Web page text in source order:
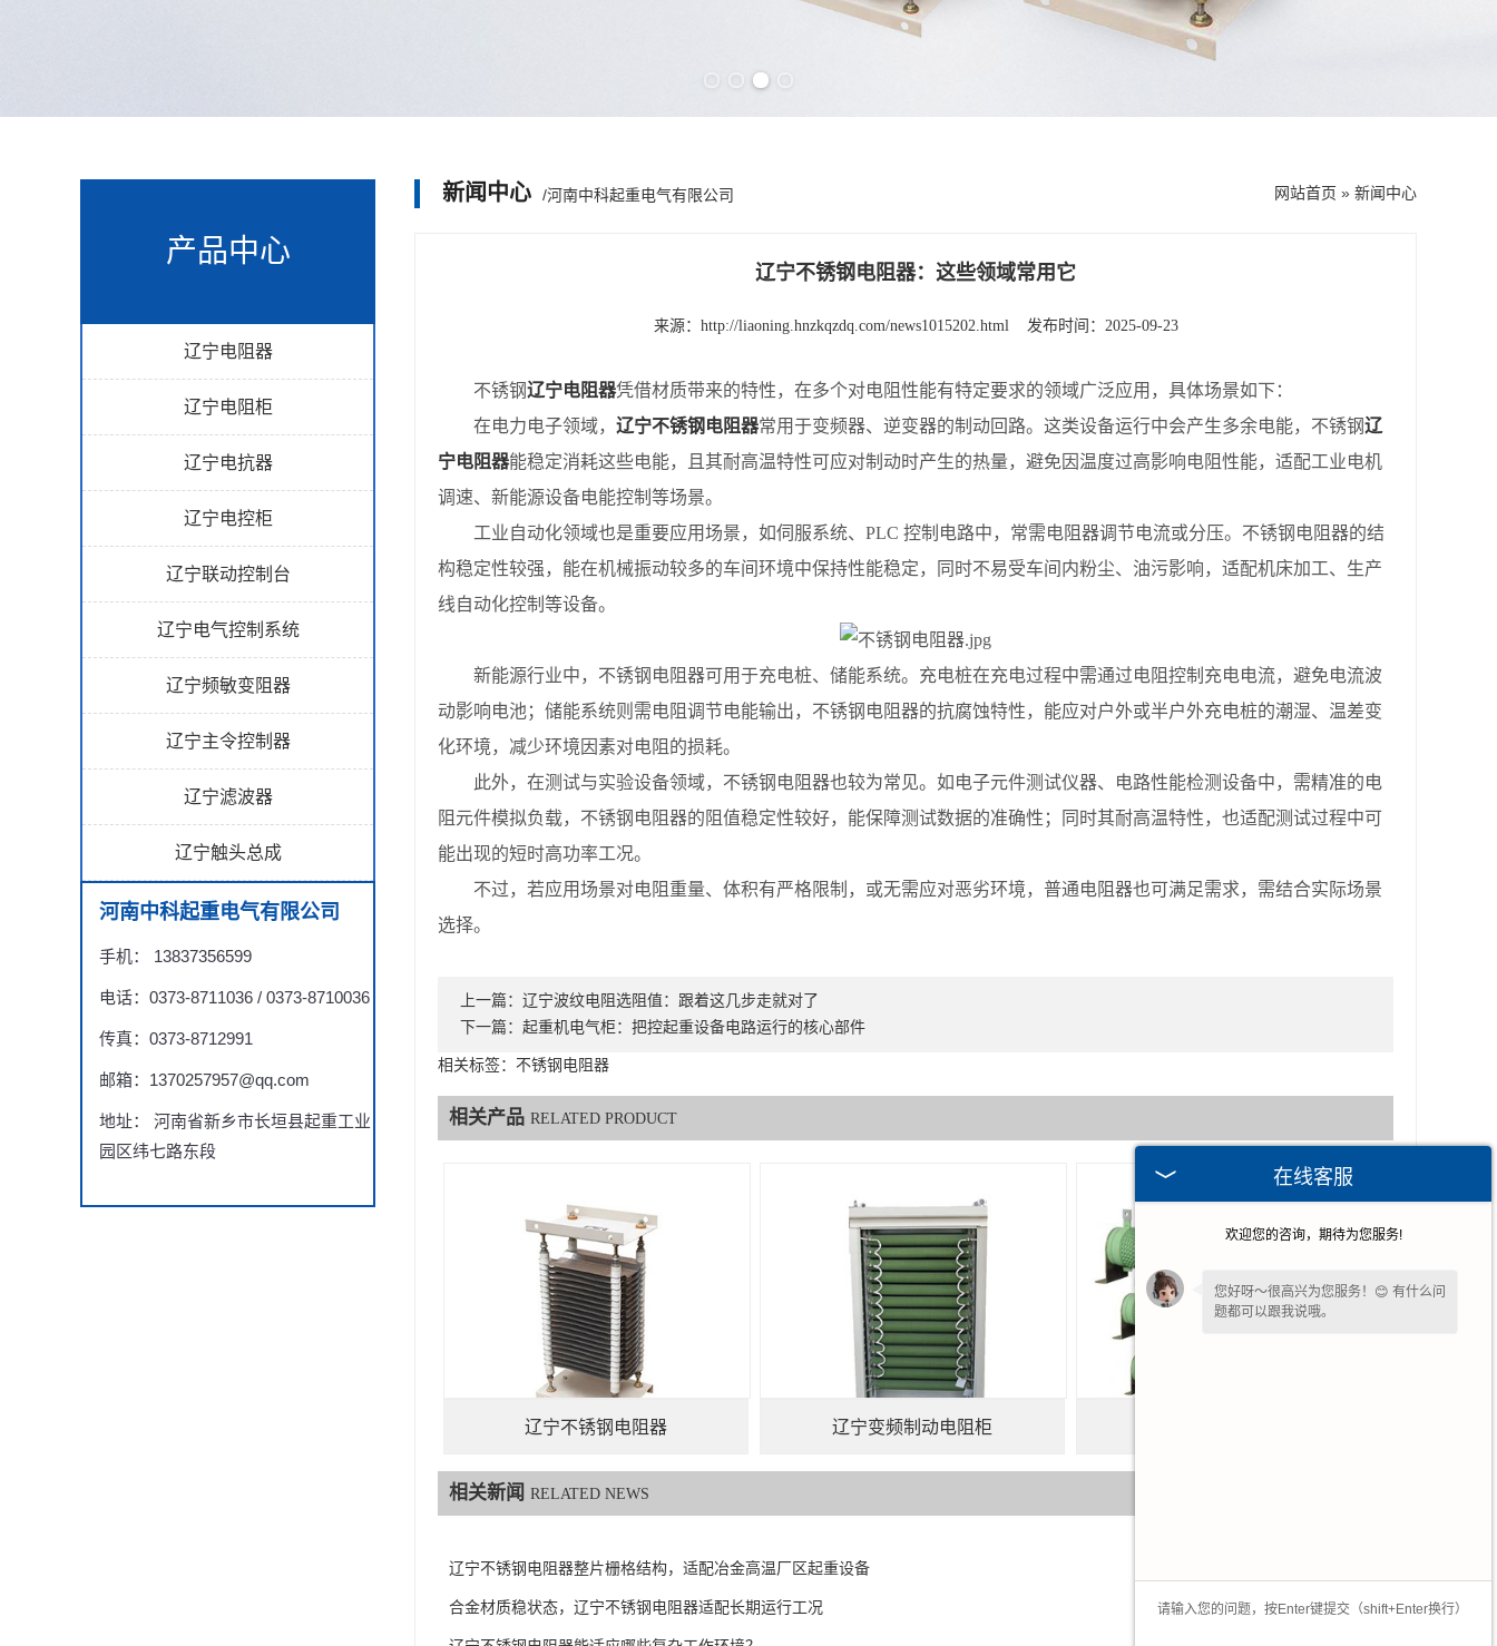
产品中心
辽宁电阻器
辽宁电阻柜
辽宁电抗器
辽宁电控柜
辽宁联动控制台
辽宁电气控制系统
辽宁频敏变阻器
辽宁主令控制器
辽宁滤波器
辽宁触头总成
河南中科起重电气有限公司
手机： 13837356599
电话：0373-8711036 / 0373-8710036
传真：0373-8712991
邮箱：1370257957@qq.com
地址： 河南省新乡市长垣县起重工业
园区纬七路东段
新闻中心 /河南中科起重电气有限公司 网站首页 » 新闻中心
辽宁不锈钢电阻器：这些领域常用它
来源： http://liaoning.hnzkqzdq.com/news1015202.html 发布时间：2025-09-23
不锈钢辽宁电阻器凭借材质带来的特性，在多个对电阻性能有特定要求的领域广泛应用，具体场景如下：
在电力电子领域， 辽宁不锈钢电阻器常用于变频器、逆变器的制动回路。这类设备运行中会产生多余电能，不锈钢辽
宁电阻器能稳定消耗这些电能，且其耐高温特性可应对制动时产生的热量，避免因温度过高影响电阻性能，适配工业电机
调速、新能源设备电能控制等场景。
工业自动化领域也是重要应用场景，如伺服系统、PLC 控制电路中，常需电阻器调节电流或分压。不锈钢电阻器的结
构稳定性较强，能在机械振动较多的车间环境中保持性能稳定，同时不易受车间内粉尘、油污影响，适配机床加工、生产
线自动化控制等设备。
新能源行业中，不锈钢电阻器可用于充电桩、储能系统。充电桩在充电过程中需通过电阻控制充电电流，避免电流波
动影响电池；储能系统则需电阻调节电能输出，不锈钢电阻器的抗腐蚀特性，能应对户外或半户外充电桩的潮湿、温差变
化环境，减少环境因素对电阻的损耗。
此外，在测试与实验设备领域，不锈钢电阻器也较为常见。如电子元件测试仪器、电路性能检测设备中，需精准的电
阻元件模拟负载，不锈钢电阻器的阻值稳定性较好，能保障测试数据的准确性；同时其耐高温特性，也适配测试过程中可
能出现的短时高功率工况。
不过，若应用场景对电阻重量、体积有严格限制，或无需应对恶劣环境，普通电阻器也可满足需求，需结合实际场景
选择。
上一篇： 辽宁波纹电阻选阻值：跟着这几步走就对了
下一篇： 起重机电气柜：把控起重设备电路运行的核心部件
相关标签：不锈钢电阻器
相关产品 RELATED PRODUCT
辽宁不锈钢电阻器 辽宁变频制动电阻柜
相关新闻 RELATED NEWS
辽宁不锈钢电阻器整片栅格结构，适配冶金高温厂区起重设备
合金材质稳状态，辽宁不锈钢电阻器适配长期运行工况 2026-04-21
在线客服
欢迎您的咨询，期待为您服务!
您好呀～很高兴为您服务！😊 有什么问
题都可以跟我说哦。